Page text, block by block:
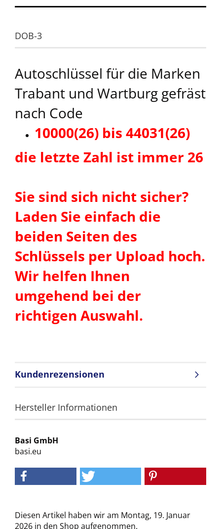
DOB-3
Autoschlüssel für die Marken
Trabant und Wartburg gefräst
nach Code
10000(26) bis 44031(26)
die letzte Zahl ist immer 26
Sie sind sich nicht sicher?
Laden Sie einfach die
beiden Seiten des
Schlüssels per Upload hoch.
Wir helfen Ihnen
umgehend bei der
richtigen Auswahl.
Kundenrezensionen
Hersteller Informationen
Basi GmbH
basi.eu
Diesen Artikel haben wir am Montag, 19. Januar
2026 in den Shop aufgenommen.